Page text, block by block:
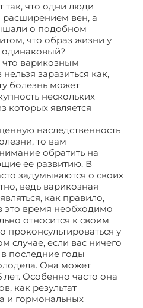
так, что одни люди
вен, а
о подобном
что образ жизни у
варикозным
заразиться как,
болезнь может
нескольких
которых является
наследственность
то вам
обратить на
ее развитию. В
задумываются о своих
ведь варикозная
как правило,
это время необходимо
относится к своим
проконсультироваться у
случае, если вас ничего
последние годы
Она может
лет. Особенно часто она
как результат
и гормональных